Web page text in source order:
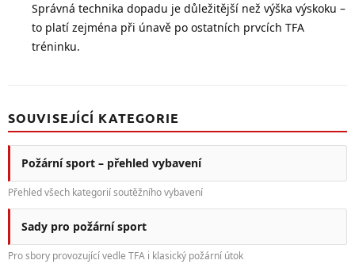
Správná technika dopadu je důležitější než výška výskoku –
to platí zejména při únavě po ostatních prvcích TFA
tréninku.
SOUVISEJÍCÍ KATEGORIE
Požární sport – přehled vybavení
Přehled všech kategorií soutěžního vybavení
Sady pro požární sport
Pro sbory provozující vedle TFA i klasický požární útok